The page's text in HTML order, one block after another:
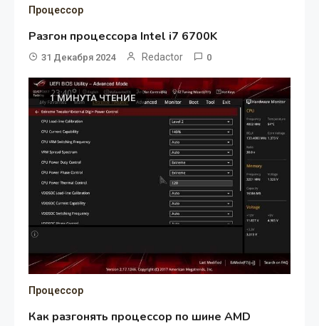
Процессор
Разгон процессора Intel i7 6700K
31 Декабря 2024 Redactor 0
1 МИНУТА ЧТЕНИЕ
Процессор
Как разгонять процессор по шине AMD